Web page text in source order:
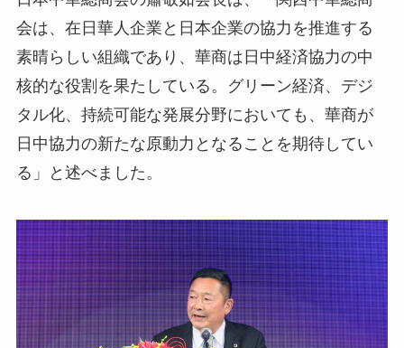
会は、在日華人企業と日本企業の協力を推進する
素晴らしい組織であり、華商は日中経済協力の中
核的な役割を果たしている。グリーン経済、デジ
タル化、持続可能な発展分野においても、華商が
日中協力の新たな原動力となることを期待してい
る」と述べました。